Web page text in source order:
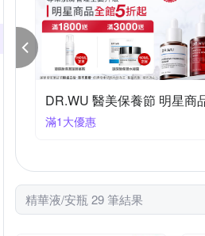
雅漾▼滿1300折130
滿1300折130
精華液/安瓶 29 筆結果